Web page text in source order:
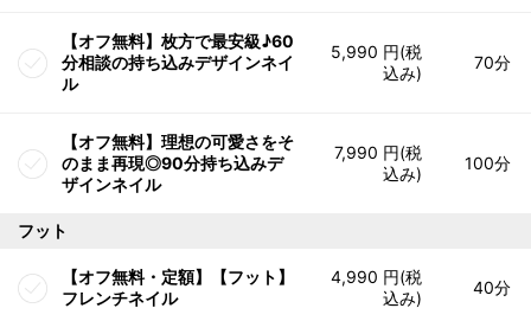
【オフ無料】枚方で最安級♪60
分相談の持ち込みデザインネイ
ル
5,990 円(税
込み)
70分
【オフ無料】理想の可愛さをそ
のまま再現◎90分持ち込みデ
ザインネイル
7,990 円(税
込み)
100分
フット
【オフ無料・定額】【フット】
フレンチネイル
4,990 円(税
込み)
40分